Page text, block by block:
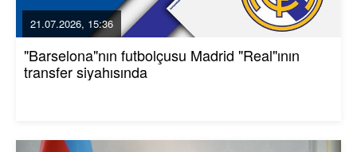
21.07.2026, 15:36
"Barselona"nın futbolçusu Madrid "Real"ının
transfer siyahısında